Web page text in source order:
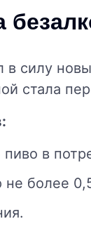
в силу
стала
пиво в
не более